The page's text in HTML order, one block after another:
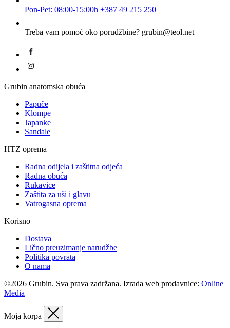
Pon-Pet: 08:00-15:00h +387 49 215 250
Treba vam pomoć oko porudžbine? grubin@teol.net
Grubin anatomska obuća
Papuče
Klompe
Japanke
Sandale
HTZ oprema
Radna odijela i zaštitna odjeća
Radna obuća
Rukavice
Zaštita za uši i glavu
Vatrogasna oprema
Korisno
Dostava
Lično preuzimanje narudžbe
Politika povrata
O nama
©2026 Grubin. Sva prava zadržana. Izrada web prodavnice: Online
Media
Moja korpa